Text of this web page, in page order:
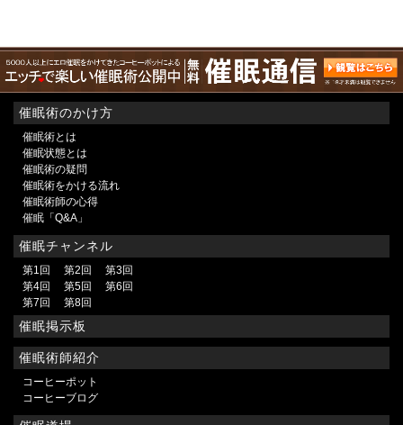
催眠術のかけ方
催眠術とは
催眠状態とは
催眠術の疑問
催眠術をかける流れ
催眠術師の心得
催眠「Q&A」
催眠チャンネル
第1回 第2回
第3回
第4回
第5回
第6回
第7回
第8回
催眠掲示板
催眠術師紹介
コーヒーポット
コーヒーブログ